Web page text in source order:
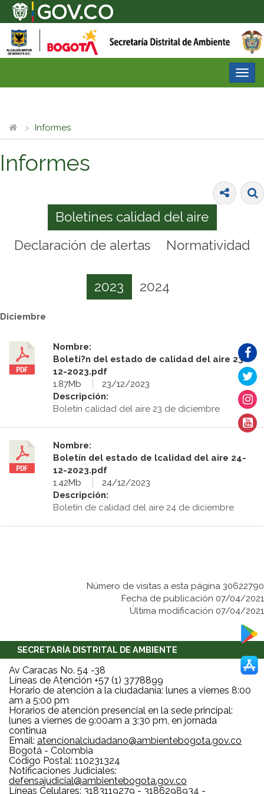
Informes
Informes
Boletines calidad del aire
Declaración de alertas
Normatividad
2023 2024
Diciembre
Nombre:
Boleti?n del estado de calidad del aire 23-
12-2023.pdf
1.87Mb
23/12/2023
Descripción:
Boletín calidad del aire 23 de diciembre
Nombre:
Boletín del estado de lcalidad del aire 24-
12-2023.pdf
1.42Mb
24/12/2023
Descripción:
Boletín de calidad del aire 24 de diciembre
Número de visitas a esta página 30622790
Fecha de publicación 07/04/2021
Última modificación 07/04/2021
SECRETARÍA DISTRITAL DE AMBIENTE
Av Caracas No. 54 -38
Líneas de Atención +57 (1) 3778899
Horario de atención a la ciudadanía: lunes a viernes 8:00
am a 5:00 pm
Horarios de atención presencial en la sede principal:
lunes a viernes de 9:00am a 3:30 pm, en jornada
continua
Email: atencionalciudadano@ambientebogota.gov.co
Bogotá - Colombia
Código Postal: 110231324
Notificaciones Judiciales:
defensajudicial@ambientebogota.gov.co
Líneas Celulares: 3183119279 - 3186298934 -